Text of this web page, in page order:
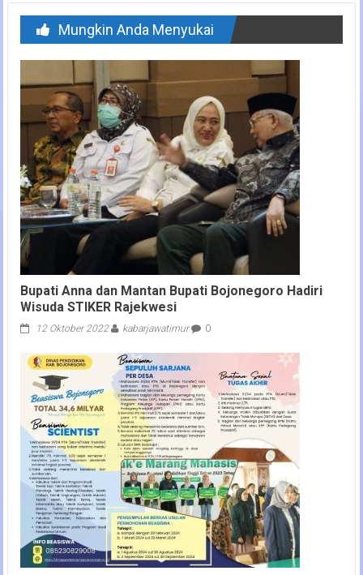
Mungkin Anda Menyukai
Bupati Anna dan Mantan Bupati Bojonegoro Hadiri
Wisuda STIKER Rajekwesi
12 Oktober 2022 kabarjawatimur 0